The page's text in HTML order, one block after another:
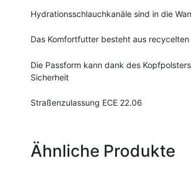
Hydrationsschlauchkanäle sind in die
Das Komfortfutter besteht aus
Die Passform kann dank des
Sicherheit
Straßenzulassung ECE 22.06
Ähnliche Produkte